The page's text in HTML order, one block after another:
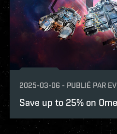
2025-03-06 - PUBLIÉ PAR
Save up to 25% on